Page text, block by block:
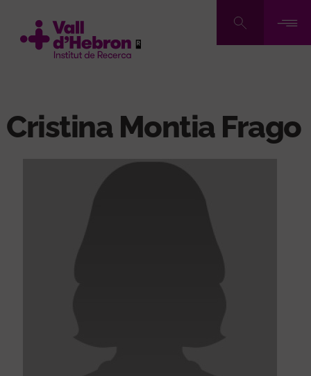
contingut
Cristina Montia Frago